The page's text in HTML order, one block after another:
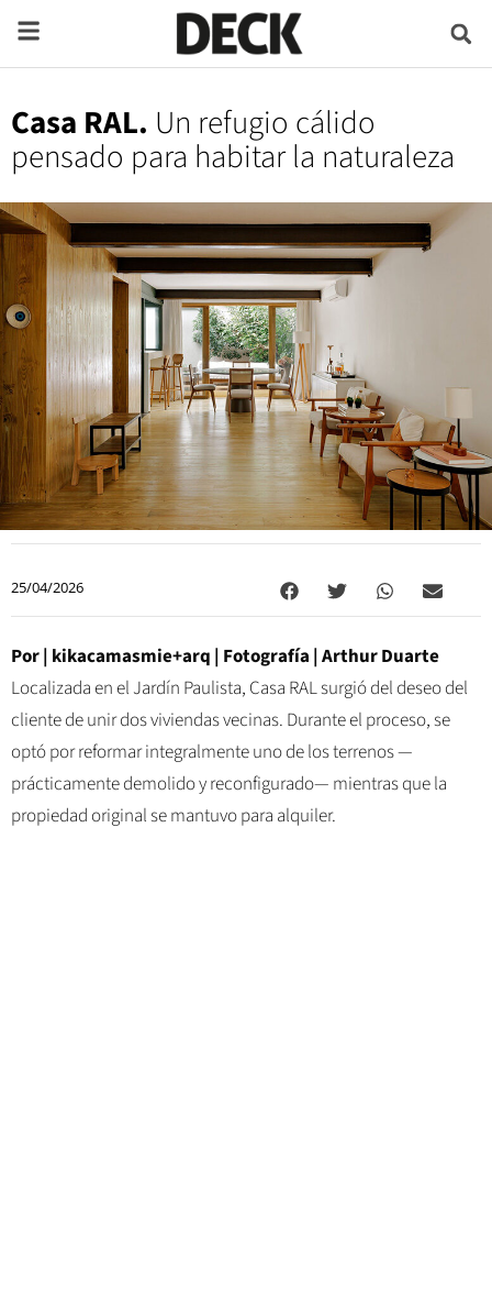
Casa RAL. Un refugio cálido
pensado para habitar la naturaleza
25/04/2026
Por | kikacamasmie+arq | Fotografía | Arthur Duarte
Localizada en el Jardín Paulista, Casa RAL surgió del deseo del
cliente de unir dos viviendas vecinas. Durante el proceso, se
optó por reformar integralmente uno de los terrenos —
prácticamente demolido y reconfigurado— mientras que la
propiedad original se mantuvo para alquiler.